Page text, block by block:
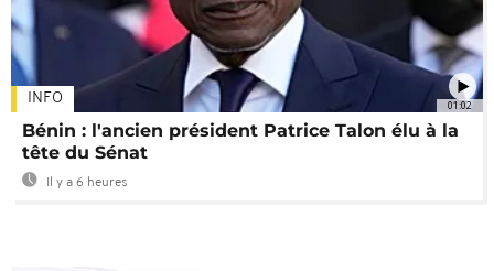
01:02
INFO
Bénin : l'ancien président Patrice Talon élu à la
tête du Sénat
Il y a 6 heures